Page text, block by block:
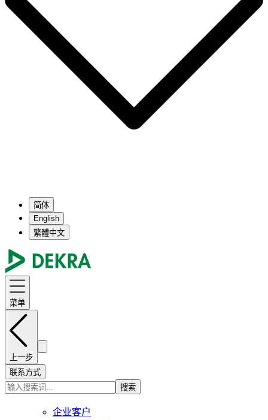
简体
English
繁體中文
菜单
上一步
联系方式
搜索
企业客户